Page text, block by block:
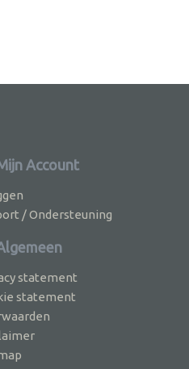
Account
/ Ondersteuning
statement
statement